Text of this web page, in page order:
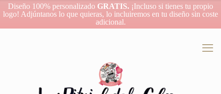
Diseño 100% personalizado GRATIS. ¡Incluso si tienes tu propio
logo! Adjúntanos lo que quieras, lo incluiremos en tu diseño sin coste
adicional.